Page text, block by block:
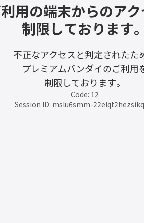
用の端末からのア
制限しております。
不正なアクセスと判定されたた
プレミアムバンダイのご利用
制限しております。
Code: 12
Session ID: mslu6smm-